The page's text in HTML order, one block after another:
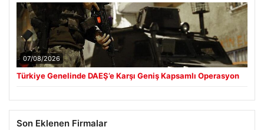
07/08/2026
Türkiye Genelinde DAEŞ’e Karşı Geniş Kapsamlı Operasyon
Son Eklenen Firmalar